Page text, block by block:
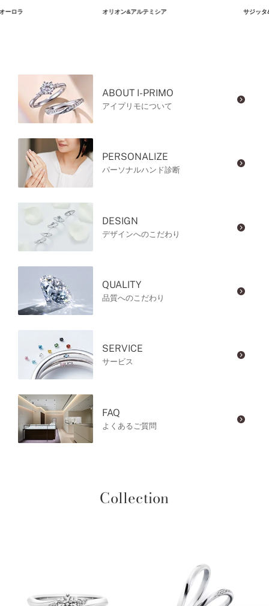
ーロラ オリオン&アルテミシア サジッタ
ABOUT I-PRIMO
アイプリモについて
PERSONALIZE
パーソナルハンド診断
DESIGN
デザインへのこだわり
QUALITY
品質へのこだわり
SERVICE
サービス
FAQ
よくあるご質問
Collection